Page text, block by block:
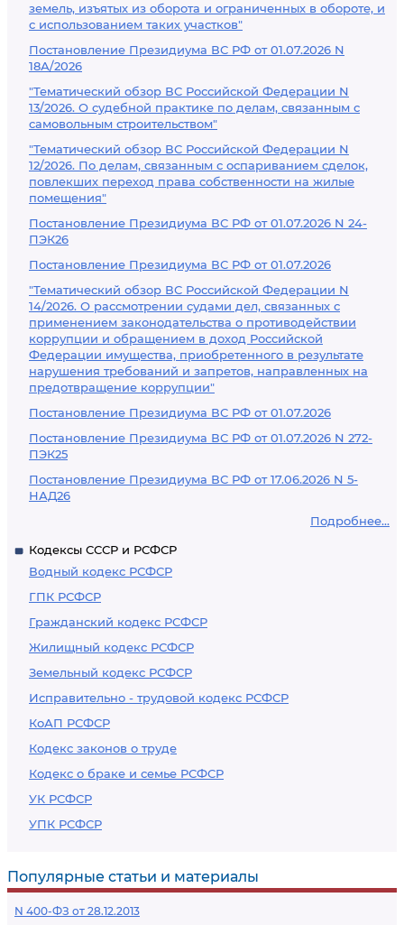
земель, изъятых из оборота и ограниченных в обороте, и
с использованием таких участков"
Постановление Президиума ВС РФ от 01.07.2026 N
18А/2026
"Тематический обзор ВС Российской Федерации N
13/2026. О судебной практике по делам, связанным с
самовольным строительством"
"Тематический обзор ВС Российской Федерации N
12/2026. По делам, связанным с оспариванием сделок,
повлекших переход права собственности на жилые
помещения"
Постановление Президиума ВС РФ от 01.07.2026 N 24-
ПЭК26
Постановление Президиума ВС РФ от 01.07.2026
"Тематический обзор ВС Российской Федерации N
14/2026. О рассмотрении судами дел, связанных с
применением законодательства о противодействии
коррупции и обращением в доход Российской
Федерации имущества, приобретенного в результате
нарушения требований и запретов, направленных на
предотвращение коррупции"
Постановление Президиума ВС РФ от 01.07.2026
Постановление Президиума ВС РФ от 01.07.2026 N 272-
ПЭК25
Постановление Президиума ВС РФ от 17.06.2026 N 5-
НАД26
Подробнее...
Кодексы СССР и РСФСР
Водный кодекс РСФСР
ГПК РСФСР
Гражданский кодекс РСФСР
Жилищный кодекс РСФСР
Земельный кодекс РСФСР
Исправительно - трудовой кодекс РСФСР
КоАП РСФСР
Кодекс законов о труде
Кодекс о браке и семье РСФСР
УК РСФСР
УПК РСФСР
Популярные статьи и материалы
N 400-ФЗ от 28.12.2013